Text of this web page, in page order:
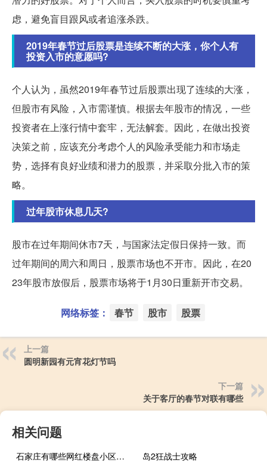
虑，避免盲目跟风或者追涨杀跌。
2019年春节过后股票是连续不断的大涨，你个人有
投资入市的意愿吗?
个人认为，虽然2019年春节过后股票出现了连续的大涨，
但股市有风险，入市需谨慎。根据去年股市的情况，一些
投资者在上涨行情中套牢，无法解套。因此，在做出投资
决策之前，应该充分考虑个人的风险承受能力和市场走
势，选择有良好业绩和潜力的股票，并采取分批入市的策
略。
过年股市休息几天?
股市在过年期间休市7天，与国家法定假日保持一致。而
过年期间的周六和周日，股票市场也不开市。因此，在20
23年股市放假后，股票市场将于1月30日重新开市交易。
网络标签： 春节 股市 股票
上一篇
圆明新园有元宵花灯节吗
下一篇
关于客厅的春节对联有哪些
相关问题
石家庄有哪些网红楼盘小区？介绍5个最知名地产项目
岛2狂战士攻略